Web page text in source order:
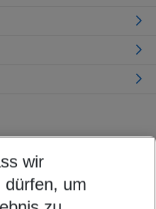
Wünschen
wir
dürfen, um